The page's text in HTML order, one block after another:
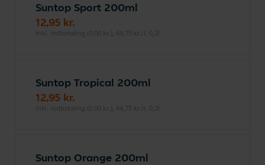
Suntop Sport 200ml
12,95 kr.
inkl. indbetaling (0,00 kr.), 64,75 kr./l, 0,2l
Suntop Tropical 200ml
12,95 kr.
inkl. indbetaling (0,00 kr.), 64,75 kr./l, 0,2l
Suntop Orange 200ml